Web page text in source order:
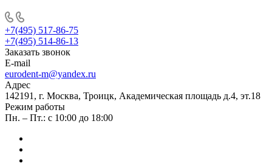
+7(495) 517-86-75
+7(495) 514-86-13
Заказать звонок
E-mail
eurodent-m@yandex.ru
Адрес
142191, г. Москва, Троицк, Академическая площадь д.4, эт.18
Режим работы
Пн. – Пт.: с 10:00 до 18:00